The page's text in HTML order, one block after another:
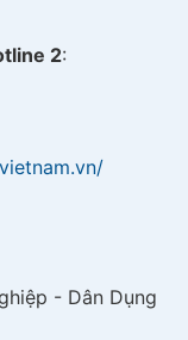
2:
- Dân Dụng